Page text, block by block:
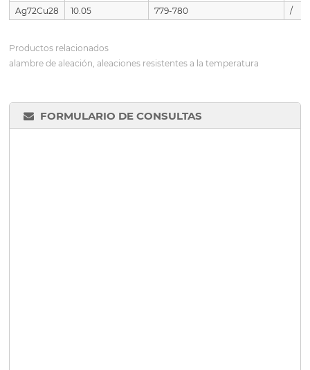
Ag72Cu28
10.05 779-780 /
Productos relacionados
alambre de aleación, aleaciones resistentes a la temperatura
FORMULARIO DE CONSULTAS